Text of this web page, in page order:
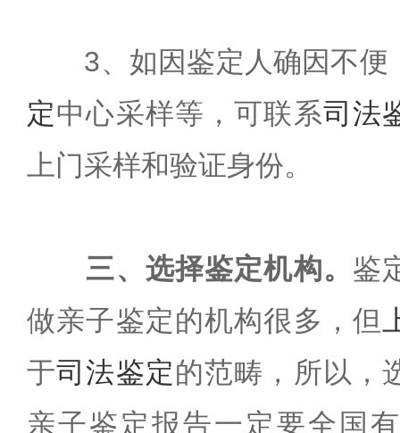
3、如因鉴定人确因不便
定中心采样等，可联系司法
上门采样和验证身份。
三、选择鉴定机构。 鉴
做亲子鉴定的机构很多，但
于司法鉴定的范畴，所以，
亲子鉴定报告一定要全国